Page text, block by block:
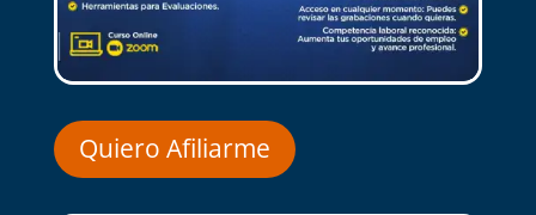
Quiero Afiliarme